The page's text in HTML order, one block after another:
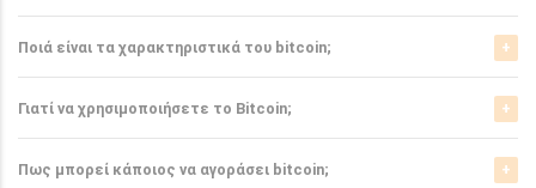
Ποιά είναι τα χαρακτηριστικά του bitcoin;
Το bitcoin έχει αρκετά σημαντικά χαρακτηριστικά που το
ξεχωρίζουν από τα ελεγχόμενα-από-κυβερνήσεις
νομίσματα.
Γιατί να χρησιμοποιήσετε το Bitcoin;
Το bitcoin είναι μια σχετικά νέα μορφή νομίσματος, η
οποία τώρα αρχίζει να γίνεται αποδεκτή από μιά μεγάλη
Πως μπορεί κάποιος να αγοράσει bitcoin;